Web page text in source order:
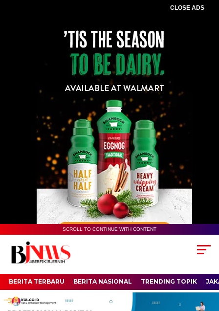
CLOSE ADS
SCROLL TO CONTINUE WITH CONTENT
BERITA TERBARU BERITA NASIONAL TRENDING TOPIK